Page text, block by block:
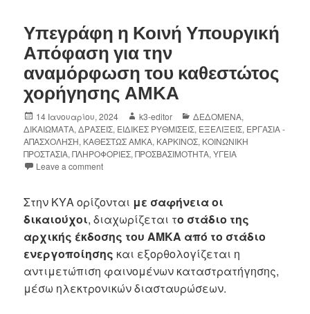
Υπεγράφη η Κοινή Υπουργική
Απόφαση για την
αναμόρφωση του καθεστώτος
χορήγησης ΑΜΚΑ
14 Ιανουαρίου, 2024 k3-editor ΔΕΔΟΜΕΝΑ,
ΔΙΚΑΙΩΜΑΤΑ,ΔΡΑΣΕΙΣ, ΕΙΔΙΚΕΣ ΡΥΘΜΙΣΕΙΣ, ΕΞΕΛΙΞΕΙΣ, ΕΡΓΑΣΙΑ -
ΑΠΑΣΧΟΛΗΣΗ, ΚΑΘΕΣΤΩΣ ΑΜΚΑ, ΚΑΡΚΙΝΟΣ, ΚΟΙΝΩΝΙΚΗ
ΠΡΟΣΤΑΣΙΑ,ΠΛΗΡΟΦΟΡΙΕΣ,ΠΡΟΣΒΑΣΙΜΟΤΗΤΑ,ΥΓΕΙΑ
Leave a comment
Στην ΚΥΑ ορίζονται με σαφήνεια οι
δικαιούχοι, διαχωρίζεται το στάδιο της
αρχικής έκδοσης του ΑΜΚΑ από το στάδιο
ενεργοποίησης και εξορθολογίζεται η
αντιμετώπιση φαινομένων καταστρατήγησης,
μέσω ηλεκτρονικών διασταυρώσεων.